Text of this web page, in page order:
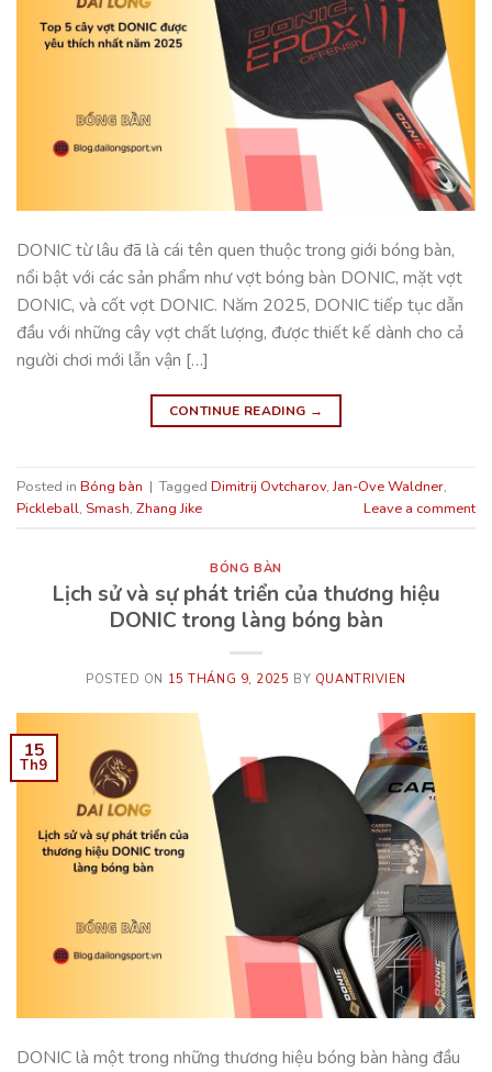
DONIC từ lâu đã là cái tên quen thuộc trong giới bóng bàn,
nổi bật với các sản phẩm như vợt bóng bàn DONIC, mặt vợt
DONIC, và cốt vợt DONIC. Năm 2025, DONIC tiếp tục dẫn
đầu với những cây vợt chất lượng, được thiết kế dành cho cả
người chơi mới lẫn vận […]
CONTINUE READING →
Posted in Bóng bàn | Tagged Dimitrij Ovtcharov,Jan-Ove Waldner,
Pickleball, Smash, Zhang Jike Leave a comment
BÓNG BÀN
Lịch sử và sự phát triển của thương hiệu
DONIC trong làng bóng bàn
POSTED ON 15 THÁNG 9, 2025 BY QUANTRIVIEN
15
Th9
DONIC là một trong những thương hiệu bóng bàn hàng đầu